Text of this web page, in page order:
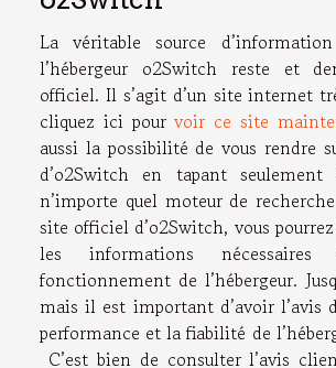
La véritable source
l’hébergeur o2Switch reste et
officiel. Il s’agit d’un site internet
cliquez ici pourvoir ce site
aussi la possibilité de vous rendre
d’o2Switch en tapant
n’importe quel moteur de
site officiel d’o2Switch, vous
les informations
fonctionnement de l’hébergeur.
mais il est important d’avoir l’avis
performance et la fiabilité de
C’est bien de consulter l’avis